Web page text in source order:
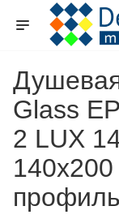
Glass
2 LUX